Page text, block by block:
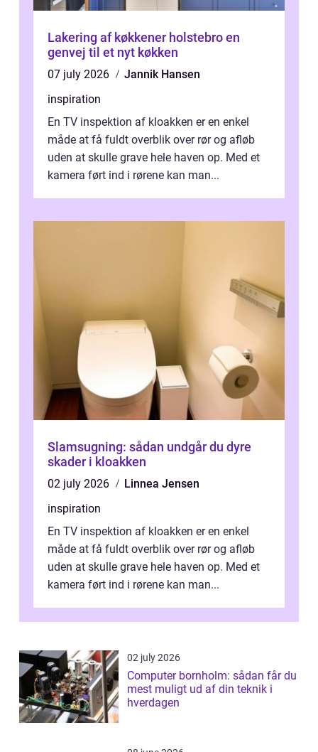
Lakering af køkkener holstebro en
genvej til et nyt køkken
07 july 2026
Jannik Hansen
inspiration
En TV inspektion af kloakken er en enkel
måde at få fuldt overblik over rør og afløb
uden at skulle grave hele haven op. Med et
kamera ført ind i rørene kan man...
Slamsugning: sådan undgår du dyre
skader i kloakken
02 july 2026
Linnea Jensen
inspiration
En TV inspektion af kloakken er en enkel
måde at få fuldt overblik over rør og afløb
uden at skulle grave hele haven op. Med et
kamera ført ind i rørene kan man...
02 july 2026
Computer bornholm: sådan får du
mest muligt ud af din teknik i
hverdagen